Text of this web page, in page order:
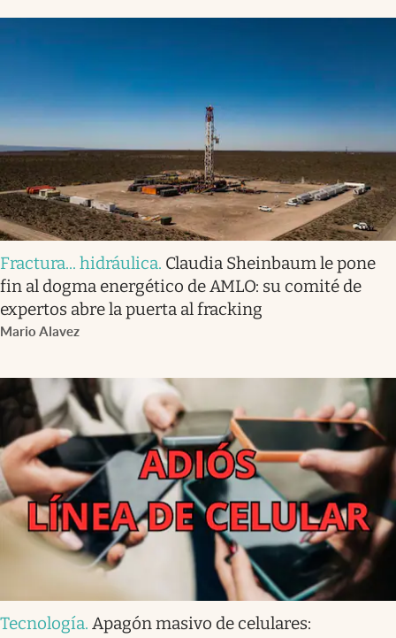
Fractura... hidráulica. Claudia Sheinbaum le pone
fin al dogma energético de AMLO: su comité de
expertos abre la puerta al fracking
Mario Alavez
Tecnología. Apagón masivo de celulares: